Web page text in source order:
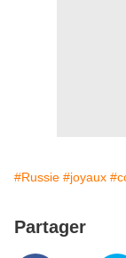
#Russie #joyaux
Partager